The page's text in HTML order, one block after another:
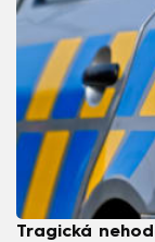
Tragická